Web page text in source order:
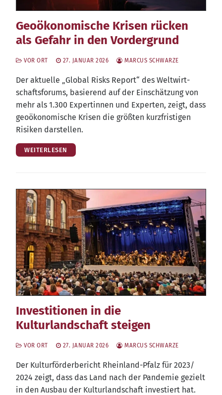
Geoökonomische Krisen rücken
als Gefahr in den Vordergrund
VOR ORT 27. JANUAR 2026 MARCUS SCHWARZE
Der aktu­el­le „Glo­bal Risks Report“ des Welt­wirt­
schafts­fo­rums, basie­rend auf der Ein­schät­zung von
mehr als 1.300 Exper­tin­nen und Exper­ten, zeigt, dass
geo­öko­no­mi­sche Kri­sen die größ­ten kurz­fris­ti­gen
Risi­ken darstellen.
WEITERLESEN
Investitionen in die
Kulturlandschaft steigen
VOR ORT 27. JANUAR 2026 MARCUS SCHWARZE
Der Kul­tur­för­der­be­richt Rhein­land-Pfalz für 2023/​
2024 zeigt, dass das Land nach der Pan­de­mie gezielt
in den Aus­bau der Kul­tur­land­schaft inves­tiert hat.